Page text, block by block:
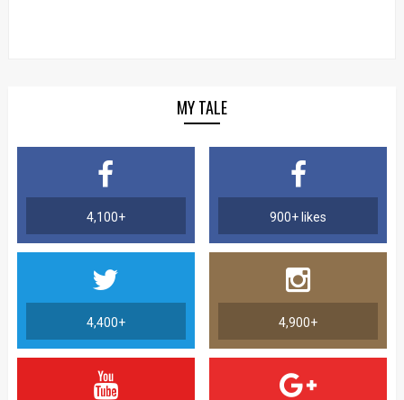
MY TALE
4,100+ 900+ likes
4,400+ 4,900+